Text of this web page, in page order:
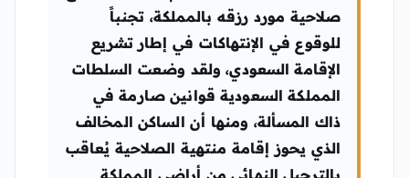
صلاحية مورد رزقه بالمملكة، تجنباً
للوقوع في الإنتهاكات في إطار تشريع
الإقامة السعودي، ولقد وضعت السلطات
المملكة السعودية قوانين صارمة في
ذاك المسألة، ومنها أن الساكن المخالف
الذي يحوز إقامة منتهية الصلاحية يُعاقب
بالترحيل النهائي من أراضي المملكة